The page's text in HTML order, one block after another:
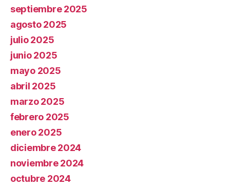
septiembre 2025
agosto 2025
julio 2025
junio 2025
mayo 2025
abril 2025
marzo 2025
febrero 2025
enero 2025
diciembre 2024
noviembre 2024
octubre 2024